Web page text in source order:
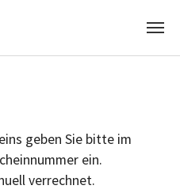
geben Sie bitte im
ein.
verrechnet.